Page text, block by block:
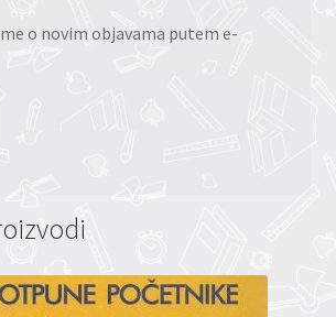
o novim objavama putem e-